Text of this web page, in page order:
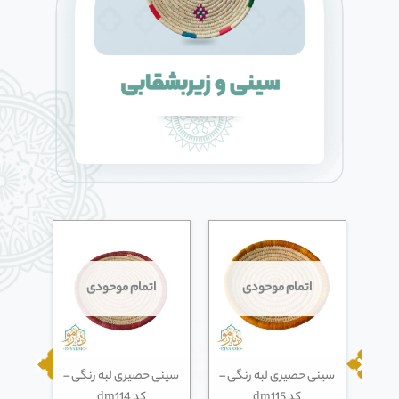
اتمام موحودی
سینی حصیری لبه رنگی –
اتمام موحودی
سینی حصیری لبه رنگی –